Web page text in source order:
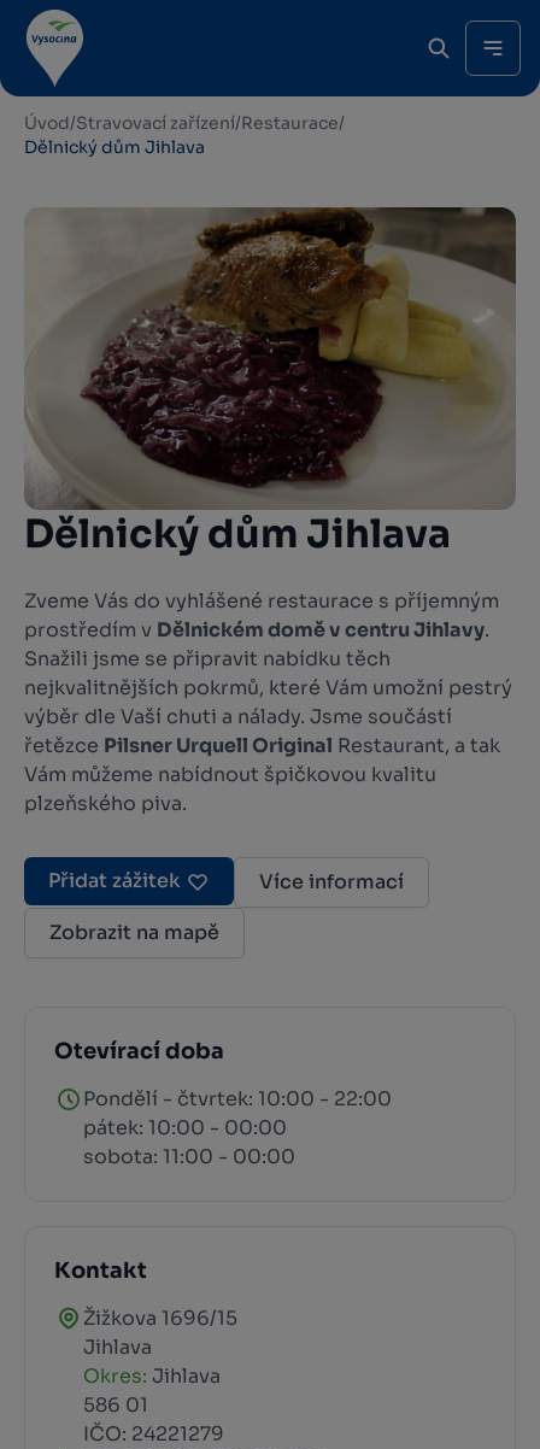
Úvod/Stravovací zařízení/Restaurace/
Dělnický dům Jihlava
Dělnický dům Jihlava
Zveme Vás do vyhlášené restaurace s příjemným
prostředím v Dělnickém domě v centru Jihlavy.
Snažili jsme se připravit nabídku těch
nejkvalitnějších pokrmů, které Vám umožní pestrý
výběr dle Vaší chuti a nálady. Jsme součástí
řetězce Pilsner Urquell Original Restaurant, a tak
Vám můžeme nabídnout špičkovou kvalitu
plzeňského piva.
Přidat zážitek
Více informací
Zobrazit na mapě
Otevírací doba
Pondělí - čtvrtek: 10:00 - 22:00
pátek: 10:00 - 00:00
sobota: 11:00 - 00:00
Kontakt
Žižkova 1696/15
Jihlava
Okres: Jihlava
586 01
IČO: 24221279